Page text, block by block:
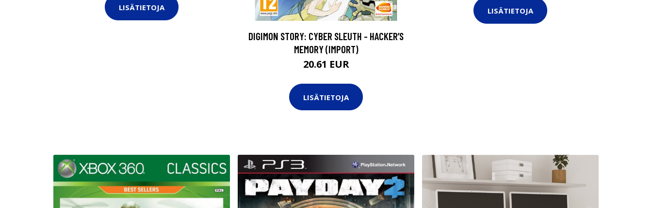
LISÄTIETOJA
DIGIMON STORY: CYBER SLEUTH - HACKER’S
MEMORY (IMPORT)
20.61 EUR
LISÄTIETOJA
LISÄTIETOJA